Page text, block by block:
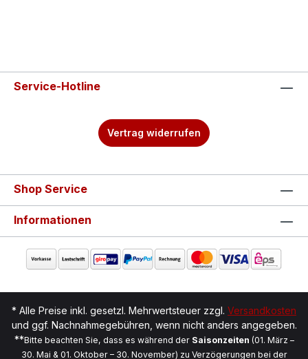
Service-Hotline
Vertrag widerrufen
Shop Service
Informationen
* Alle Preise inkl. gesetzl. Mehrwertsteuer zzgl. Versandkosten
und ggf. Nachnahmegebühren, wenn nicht anders angegeben.
**Bitte beachten Sie, dass es während der Saisonzeiten (01. März –
30. Mai & 01. Oktober – 30. November) zu Verzögerungen bei der